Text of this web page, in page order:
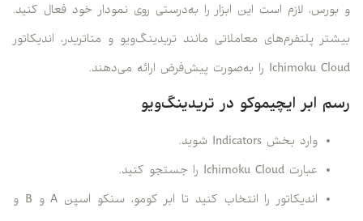
و بورس، لازم است این ابزار را به‌درستی روی نمودار خود فعال کنید.
بیشتر پلتفرم‌های معاملاتی مانند تریدینگ‌ویو و متاتریدر، اندیکاتور
Ichimoku Cloud را به‌صورت پیش‌فرض ارائه می‌دهند.
رسم ابر ایچیموکو در تریدینگ‌ویو
وارد بخش Indicators شوید.
عبارت Ichimoku Cloud را جستجو کنید.
اندیکاتور را انتخاب کنید تا ابر کومو، سنکو اسپن A و B و